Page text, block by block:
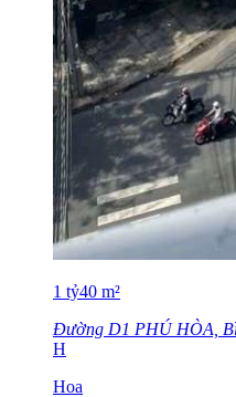
1 tỷ40 m²
Đường D1 PHÚ HÒA,
H
Hoa